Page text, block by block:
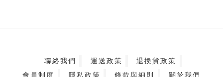
聯絡我們 運送政策
退換貨政策
會員制度
隱私政策 條款與細則 關於我們